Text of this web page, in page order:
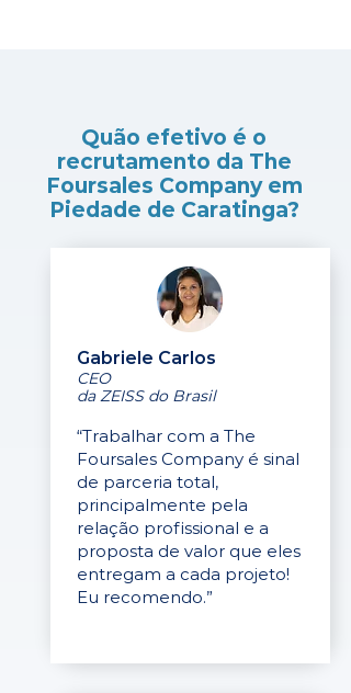
Quão efetivo é o
recrutamento da The
Foursales Company em
Piedade de Caratinga?
Gabriele Carlos
CEO
da ZEISS do Brasil
“Trabalhar com a The
Foursales Company é sinal
de parceria total,
principalmente pela
relação profissional e a
proposta de valor que eles
entregam a cada projeto!
Eu recomendo.”